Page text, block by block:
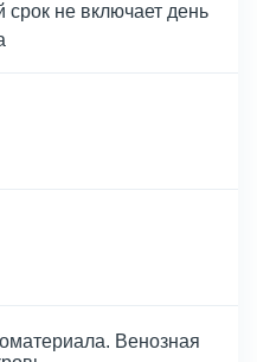
срок не включает день
Венозная